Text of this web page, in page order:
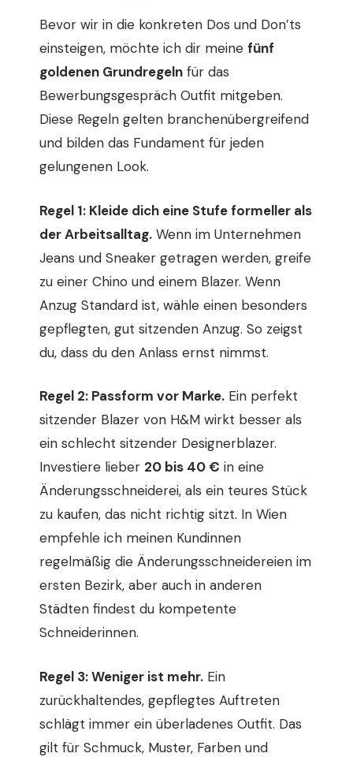
Bevor wir in die konkreten Dos und Don’ts
einsteigen, möchte ich dir meine fünf
goldenen Grundregeln für das
Bewerbungsgespräch Outfit mitgeben.
Diese Regeln gelten branchenübergreifend
und bilden das Fundament für jeden
gelungenen Look.
Regel 1: Kleide dich eine Stufe formeller als
der Arbeitsalltag. Wenn im Unternehmen
Jeans und Sneaker getragen werden, greife
zu einer Chino und einem Blazer. Wenn
Anzug Standard ist, wähle einen besonders
gepflegten, gut sitzenden Anzug. So zeigst
du, dass du den Anlass ernst nimmst.
Regel 2: Passform vor Marke. Ein perfekt
sitzender Blazer von H&M wirkt besser als
ein schlecht sitzender Designerblazer.
Investiere lieber 20 bis 40 € in eine
Änderungsschneiderei, als ein teures Stück
zu kaufen, das nicht richtig sitzt. In Wien
empfehle ich meinen Kundinnen
regelmäßig die Änderungsschneidereien im
ersten Bezirk, aber auch in anderen
Städten findest du kompetente
Schneiderinnen.
Regel 3: Weniger ist mehr. Ein
zurückhaltendes, gepflegtes Auftreten
schlägt immer ein überladenes Outfit. Das
gilt für Schmuck, Muster, Farben und